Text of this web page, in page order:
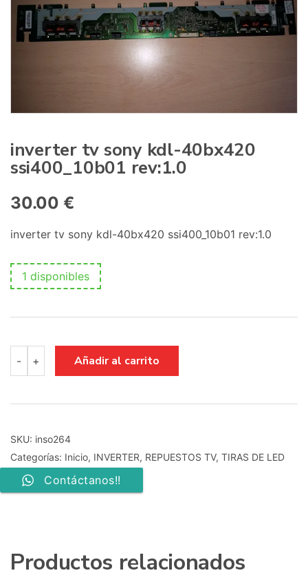
inverter tv sony kdl-40bx420
ssi400_10b01 rev:1.0
30.00 €
inverter tv sony kdl-40bx420 ssi400_10b01 rev:1.0
1 disponibles
-
tv
sony
40bx420
rev:1.0
cantidad
+ Añadir al carrito
SKU: inso264
Categorías: Inicio, INVERTER, REPUESTOS TV, TIRAS DE LED
Contáctanos!!
Productos relacionados